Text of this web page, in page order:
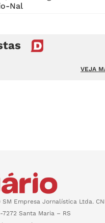
Nal
VEJA
SM Empresa Jornalística Ltda.
7272 Santa Maria – RS